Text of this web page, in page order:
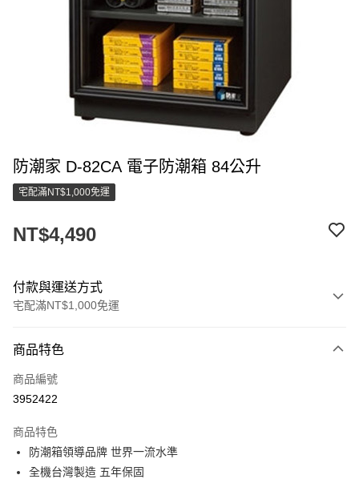
防潮家 D-82CA 電子防潮箱 84公升
宅配滿NT$1,000免運
NT$4,490
付款與運送方式
宅配滿NT$1,000免運
信用卡一次付款
LINE Pay
悠遊付
商品特色
商品編號
3952422
商品特色
防潮箱領導品牌 世界一流水準
全機台灣製造 五年保固